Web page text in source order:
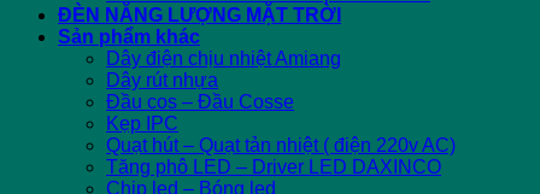
ĐÈN NĂNG LƯỢNG MẶT TRỜI
Sản phẩm khác
Dây điện chịu nhiệt Amiang
Dây rút nhựa
Đầu cos – Đầu Cosse
Kẹp IPC
Quạt hút – Quạt tản nhiệt ( điện 220v AC)
Tăng phô LED – Driver LED DAXINCO
Chip led – Bóng led